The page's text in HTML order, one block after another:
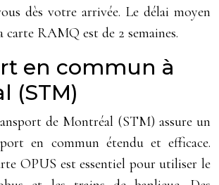
dès votre arrivée. Le délai moyen
carte RAMQ est de 2 semaines.
en commun à
(STM)
de Montréal (STM) assure un
en commun étendu et efficace.
OPUS est essentiel pour utiliser le